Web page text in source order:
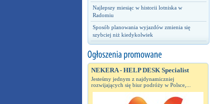
Najlepszy miesiąc w historii lotniska w
Radomiu
Sposób planowania wyjazdów zmienia się
szybciej niż kiedykolwiek
NEKERA - HELP DESK Specialist
Jesteśmy jednym z najdynamiczniej
rozwijających się biur podróży w Polsce,...